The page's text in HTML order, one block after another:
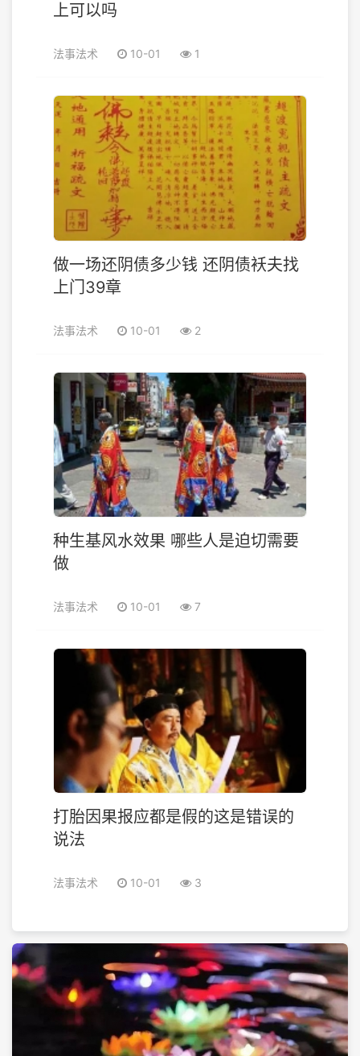
上可以吗
法事法术 10-01 1
做一场还阴债多少钱 还阴债袄夫找
上门39章
法事法术 10-01 2
种生基风水效果 哪些人是迫切需要
做
法事法术 10-01 7
打胎因果报应都是假的这是错误的
说法
法事法术 10-01 3